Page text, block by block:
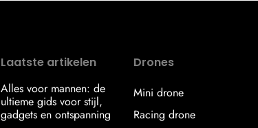
Laatste artikelen
Alles voor mannen: de
ultieme gids voor stijl,
gadgets en ontspanning
Drones
Mini drone
Racing drone